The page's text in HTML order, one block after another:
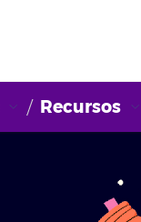
Recursos